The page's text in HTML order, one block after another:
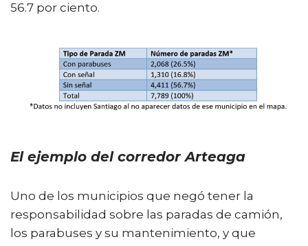
56.7 por ciento.
El ejemplo del corredor Arteaga
Uno de los municipios que negó tener la
responsabilidad sobre las paradas de camión,
los parabuses y su mantenimiento, y que